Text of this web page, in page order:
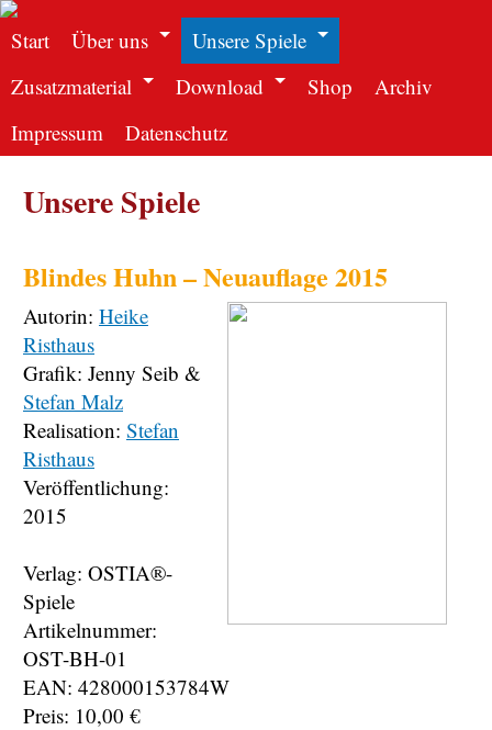
Start Über uns
Unsere Spiele
Zusatzmaterial
Download Shop
Archiv
Impressum
Datenschutz
Unsere Spiele
Blindes Huhn – Neuauflage 2015
Autorin: Heike
Risthaus
Grafik: Jenny Seib &
Stefan Malz
Realisation: Stefan
Risthaus
Veröffentlichung:
2015
Verlag: OSTIA®-
Spiele
Artikelnummer:
OST-BH-01
EAN: 428000153784W
Preis: 10,00 €